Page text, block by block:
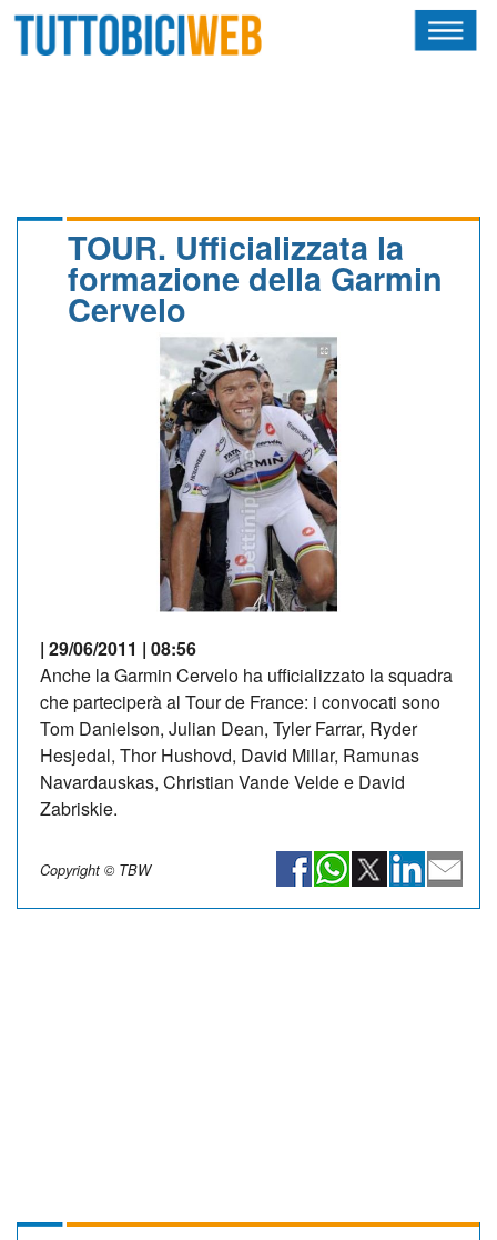
CALENDARIO
TOUR. Ufficializzata la
formazione della Garmin
Cervelo
| 29/06/2011 | 08:56
Anche la Garmin Cervelo ha ufficializzato la squadra
che parteciperà al Tour de France: i convocati sono
Tom Danielson, Julian Dean, Tyler Farrar, Ryder
Hesjedal, Thor Hushovd, David Millar, Ramunas
Navardauskas, Christian Vande Velde e David
Zabriskie.
Copyright © TBW